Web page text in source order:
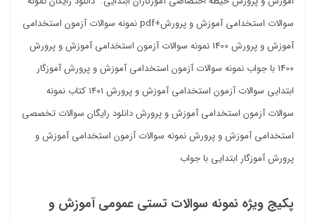
پکیج ویژه نمونه سوالات تستی عمومی آموزش و